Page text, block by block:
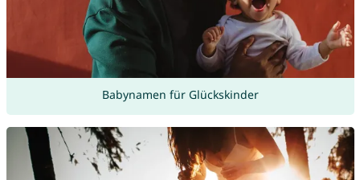
Babynamen für Glückskinder